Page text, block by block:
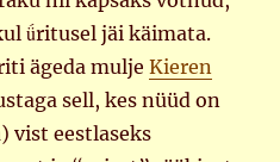
ǘritusel jäi käimata.
ägeda muljeKieren
sell, kes nüüd on
vist eestlaseks